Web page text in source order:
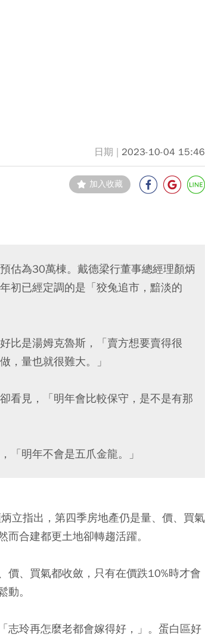
2023-10-04 15:46
加入收藏
估為30萬棟。戴德梁行董事總經理顏炳
初已經定調的是「狡兔追市，黯淡的
比是湯姆克魯斯，「賣方想要賣得很
，量也就很難大。」
看見，「明年會比較保守，是不是有那
「明年不會是五爪金龍。」
立指出，第四季房地產仍是量、價、買氣
合建都更土地卻轉趨活躍。
價、買氣都收斂，只有在價跌10%時才會
。
志玲再怎麼老都會嫁得好，」。蛋白區好